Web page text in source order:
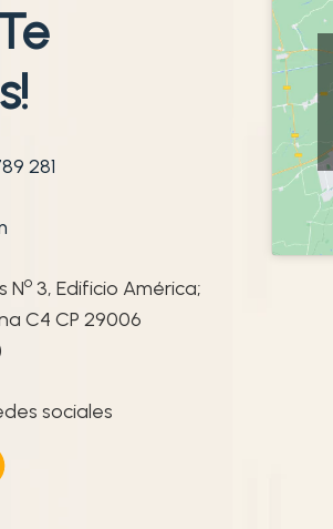
281
No3, Edificio América;
C4 CP 29006
sociales